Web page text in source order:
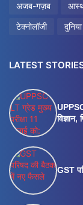
अजब-गज़ब
टेक्नोलॉजी
दुनिया
LATEST
GST